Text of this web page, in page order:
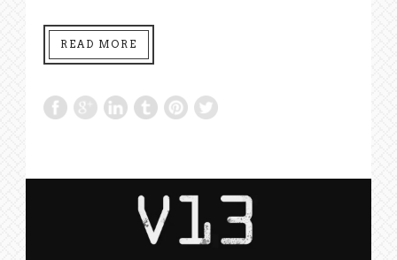
READ MORE